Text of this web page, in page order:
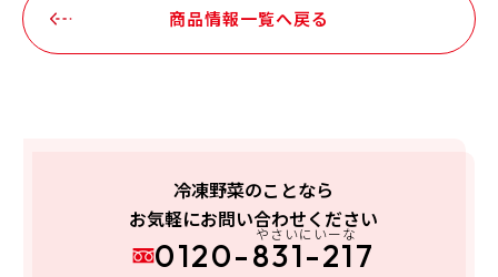
商品情報一覧へ戻る
冷凍野菜のことなら
お気軽にお問い合わせください
0120-831-217
やさいにいーな